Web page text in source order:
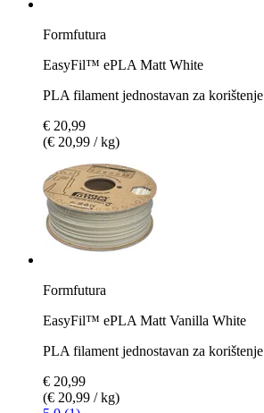
Formfutura
EasyFil™ ePLA Matt White
PLA filament jednostavan za korištenje
€ 20,99
(€ 20,99 / kg)
Formfutura
EasyFil™ ePLA Matt Vanilla White
PLA filament jednostavan za korištenje
€ 20,99
(€ 20,99 / kg)